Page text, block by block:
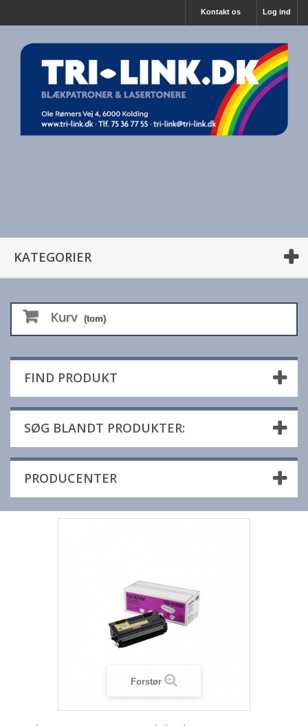
Log ind
Kontakt os
KATEGORIER
Kurv (tom)
FIND PRODUKT
SØG BLANDT PRODUKTER:
PRODUCENTER
Forstør